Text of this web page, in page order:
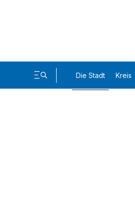
Die Stadt Kreis